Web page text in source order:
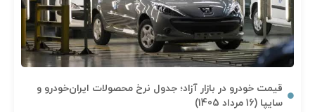
قیمت خودرو در بازار آزاد؛ جدول نرخ محصولات ایران‌خودرو و
سایپا (16 مرداد 1405)